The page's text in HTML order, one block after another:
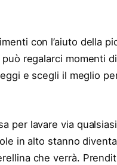
con l’aiuto della
può regalarci momenti
e scegli il meglio
per lavare via
in alto stanno
che verrà.